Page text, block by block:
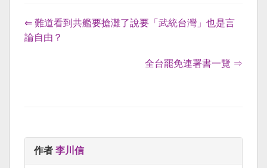
⇐ 難道看到共艦要搶灘了說要「武統台灣」也是言
論自由？
全台罷免連署書一覽 ⇒
作者 李川信